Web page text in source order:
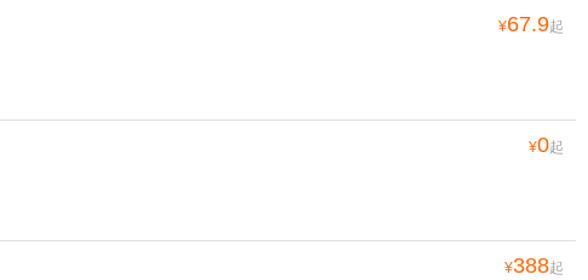
¥67.9起
¥0起
¥388起